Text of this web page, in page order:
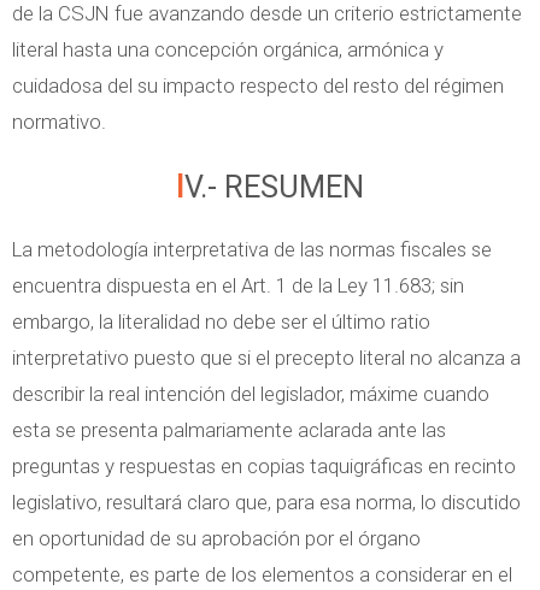
de la CSJN fue avanzando desde un criterio estrictamente
literal hasta una concepción orgánica, armónica y
cuidadosa del su impacto respecto del resto del régimen
normativo.
IV.- RESUMEN
La metodología interpretativa de las normas fiscales se
encuentra dispuesta en el Art. 1 de la Ley 11.683; sin
embargo, la literalidad no debe ser el último ratio
interpretativo puesto que si el precepto literal no alcanza a
describir la real intención del legislador, máxime cuando
esta se presenta palmariamente aclarada ante las
preguntas y respuestas en copias taquigráficas en recinto
legislativo, resultará claro que, para esa norma, lo discutido
en oportunidad de su aprobación por el órgano
competente, es parte de los elementos a considerar en el